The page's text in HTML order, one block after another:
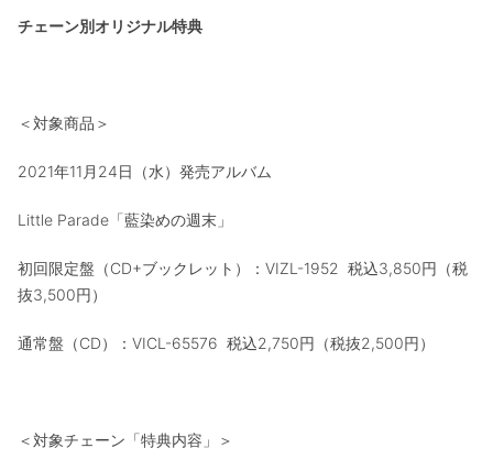
チェーン別オリジナル特典
＜対象商品＞
2021年11月24日（水）発売アルバム
Little Parade「藍染めの週末」
初回限定盤（CD+ブックレット）：VIZL-1952 税込3,850円（税
抜3,500円）
通常盤（CD）：VICL-65576 税込2,750円（税抜2,500円）
＜対象チェーン「特典内容」＞